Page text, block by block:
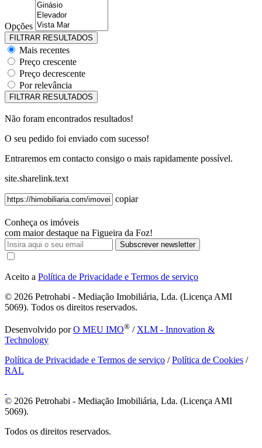
Opções
Mais recentes
Preço crescente
Preço decrescente
Por relevância
Não foram encontrados resultados!
O seu pedido foi enviado com sucesso!
Entraremos em contacto consigo o mais rapidamente possível.
site.sharelink.text
copiar
Conheça os imóveis
com maior destaque na Figueira da Foz!
Subscrever newsletter
Aceito a Política de Privacidade e Termos de serviço
© 2026 Petrohabi - Mediação Imobiliária, Lda. (Licença AMI
5069). Todos os direitos reservados.
Desenvolvido porO MEU IMO® / XLM - Innovation &
Technology
Política de Privacidade e Termos de serviço /Política de Cookies /
RAL
© 2026 Petrohabi - Mediação Imobiliária, Lda. (Licença AMI
5069).
Todos os direitos reservados.